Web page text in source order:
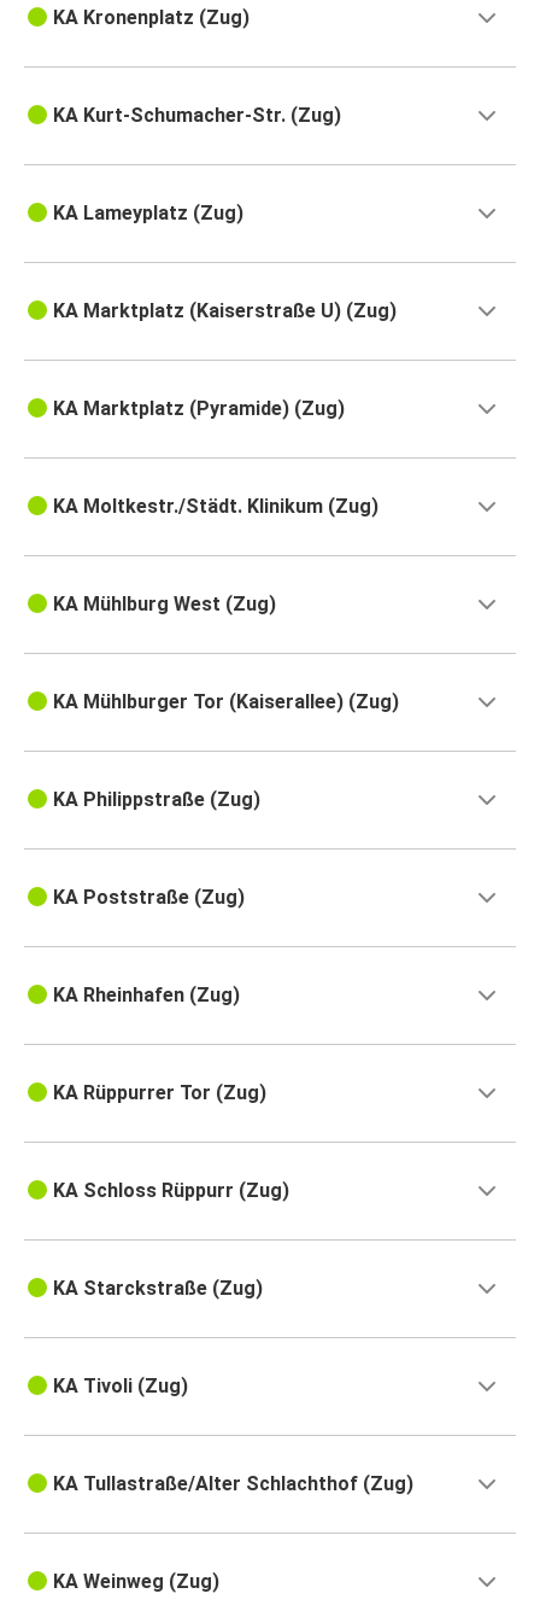
KA Kronenplatz (Zug)
KA Kurt-Schumacher-Str. (Zug)
KA Lameyplatz (Zug)
KA Marktplatz (Kaiserstraße U) (Zug)
KA Marktplatz (Pyramide) (Zug)
KA Moltkestr./Städt. Klinikum (Zug)
KA Mühlburg West (Zug)
KA Mühlburger Tor (Kaiserallee) (Zug)
KA Philippstraße (Zug)
KA Poststraße (Zug)
KA Rheinhafen (Zug)
KA Rüppurrer Tor (Zug)
KA Schloss Rüppurr (Zug)
KA Starckstraße (Zug)
KA Tivoli (Zug)
KA Tullastraße/Alter Schlachthof (Zug)
KA Weinweg (Zug)